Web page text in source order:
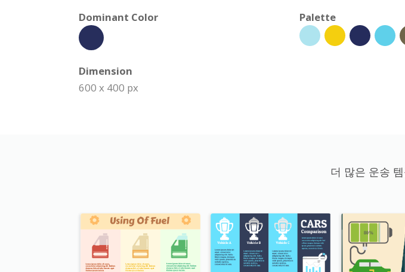
Dominant Color
Palette
Dimension
600 x 400 px
더 많은 운송